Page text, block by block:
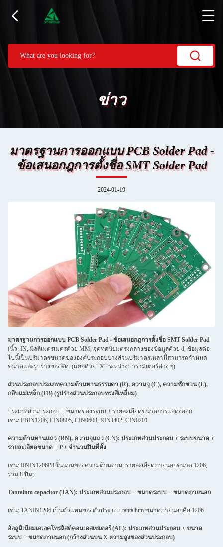
ข่าว
มาตรฐานการออกแบบ PCB Solder Pad -
ข้อเสนอกฎการตั้งชื่อ SMT Solder Pad
2024-01-19
มาตรฐานการออกแบบ PCB Solder Pad - ข้อเสนอกฎการตั้งชื่อ SMT Solder Pad
(นิ้ว: IN; มิลลิเมตรเมตรด้วย MM, จุดทศนิยมตรงกลางของข้อมูลด้วย d, ข้อมูลต่อ
ไปนี้เป็นปริมาตรขนาดขององค์ประกอบบางส่วนปริมาตรเหล่านี้สามารถกําหนด
ขนาดและรูปร่างของพัด. (แยกด้วย "X" ระหว่างปารามิเตอร์ต่าง ๆ)
ส่วนประกอบประเภทความต้านทานธรรมดา (R), ความจุ (C), ความชักชวน (L),
กลีบแม่เหล็ก (FB) (รูปร่างส่วนประกอบทรงสี่เหลี่ยม)
ประเภทส่วนประกอบ + ขนาดของระบบ + รายละเอียดขนาดการแสดงออก
เช่น: FBIN1206, LIN0805, CIN0603, RIN0402, CIN0201
ความต้านทานแถว (RN), ความจุแถว (CN): ประเภทส่วนประกอบ + ระบบขนาด +
รายละเอียดขนาด + P + จํานวนปินที่ตั้ง
เช่น: RNIN1206P8 ในนามของความต้านทาน, รายละเอียดภายนอกขนาด 1206,
รวม 8 ปิน;
Tantalum capacitor (TAN): ประเภทส่วนประกอบ + ขนาดระบบ + ขนาดภายนอก
เช่น: TANIN1206 เป็นตัวแทนของตัวประกอบ tantalium ขนาดภายนอกคือ 1206
อัลลูมิเนียมเอเลคโทรลิสต์คอนเดสเซเตอร์ (AL): ประเภทส่วนประกอบ + ขนาด
ระบบ + ขนาดภายนอก (กว้างส่วนบน X ความสูงของส่วนประกอบ)